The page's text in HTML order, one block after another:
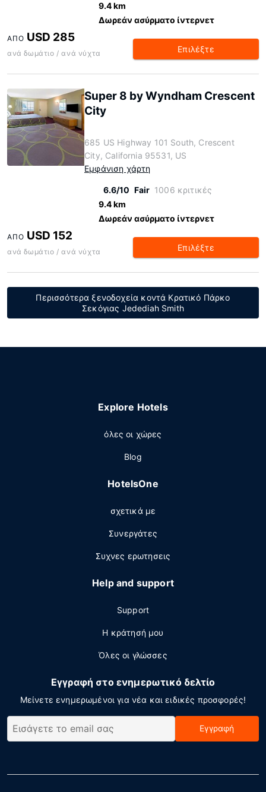
9.4 km
Δωρεάν ασύρματο ίντερνετ
ΑΠΌ USD 285
ανά δωμάτιο / ανά νύχτα Επιλέξτε
Super 8 by Wyndham Crescent
City
685 US Highway 101 South, Crescent
City, California 95531, US
Εμφάνιση χάρτη
6.6/10 Fair 1006 κριτικές
9.4 km
Δωρεάν ασύρματο ίντερνετ
ΑΠΌ USD 152
ανά δωμάτιο / ανά νύχτα Επιλέξτε
Περισσότερα ξενοδοχεία κοντά Κρατικό Πάρκο
Σεκόγιας Jedediah Smith
Explore Hotels
όλες οι χώρες
Blog
HotelsOne
σχετικά με
Συνεργάτες
Συχνες ερωτησεις
Help and support
Support
Η κράτησή μου
Όλες οι γλώσσες
Εγγραφή στο ενημερωτικό δελτίο
Μείνετε ενημερωμένοι για νέα και ειδικές προσφορές!
Εγγραφή